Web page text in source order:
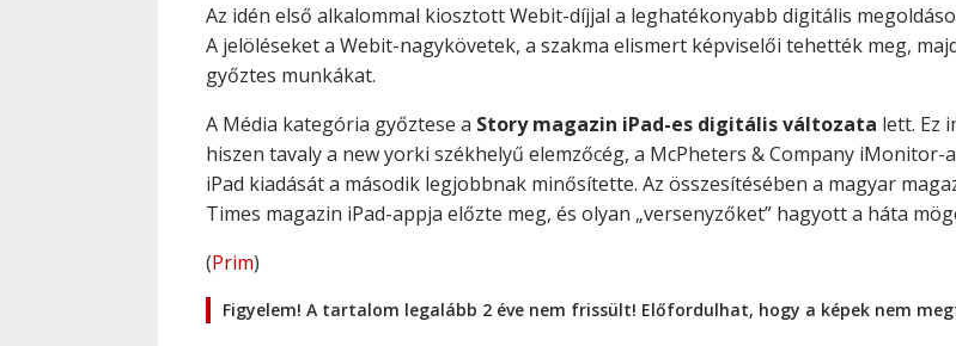
Az idén első alkalommal kiosztott Webit-díjjal a leghatékonyabb digitális
A jelöléseket a Webit-nagykövetek, a szakma elismert képviselői tehették meg,
győztes munkákat.
A Média kategória győztese a Story magazin iPad-es digitális változata lett. Ez
hiszen tavaly a new yorki székhelyű elemzőcég, a McPheters & Company
iPad kiadását a második legjobbnak minősítette. Az összesítésében a magyar
Times magazin iPad-appja előzte meg, és olyan „versenyzőket” hagyott a háta
(Prim)
Figyelem! A tartalom legalább 2 éve nem frissült! Előfordulhat, hogy a képek nem